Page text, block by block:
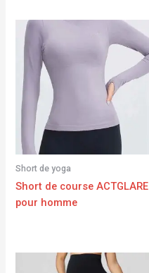
Short de yoga
Short de course ACTGLARE
pour homme